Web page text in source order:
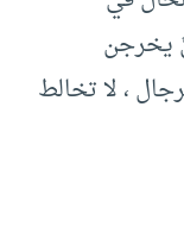
يخرجن
، لا تخالط